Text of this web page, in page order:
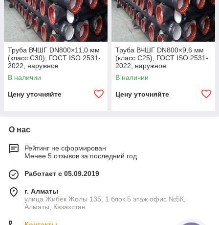
Труба ВЧШГ DN800×11,0 мм
(класс C30), ГОСТ ISO 2531-
2022, наружное
полиуретановое покрытие,
внутреннее цементно-
В наличии
Цену уточняйте
Труба ВЧШГ DN800×9,6 мм
(класс C25), ГОСТ ISO 2531-
2022, наружное
полиуретановое покрытие,
внутреннее цементно-
В наличии
Цену уточняйте
О нас
Рейтинг не сформирован
Менее 5 отзывов за последний год
Работает с 05.09.2019
г. Алматы
улица Жибек Жолы 135, 1 блок 5 этаж офис №5К,
Алматы, Казахстан